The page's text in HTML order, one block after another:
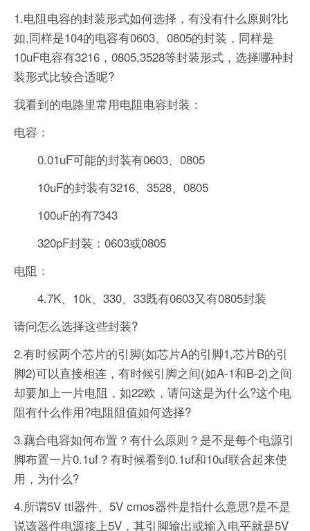
1.电阻电容的封装形式如何选择，有没有什么原则?比
如,同样是104的电容有0603、0805的封装，同样是
10uF电容有3216，0805,3528等封装形式，选择哪种封
装形式比较合适呢?
我看到的电路里常用电阻电容封装：
电容：
0.01uF可能的封装有0603、0805
10uF的封装有3216、3528、0805
100uF的有7343
320pF封装：0603或0805
电阻：
4.7K、10k、330、33既有0603又有0805封装
请问怎么选择这些封装?
2.有时候两个芯片的引脚(如芯片A的引脚1,芯片B的引
脚2)可以直接相连，有时候引脚之间(如A-1和B-2)之间
却要加上一片电阻，如22欧，请问这是为什么?这个电
阻有什么作用?电阻阻值如何选择?
3.藕合电容如何布置？有什么原则？是不是每个电源引
脚布置一片0.1uf？有时候看到0.1uf和10uf联合起来使
用，为什么?
4.所谓5V ttl器件、5V cmos器件是指什么意思?是不是
说该器件电源接上5V，其引脚输出或输入电平就是5V